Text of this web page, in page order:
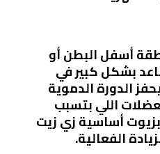
أسفل البطن أو
بشكل كبير في
الدورة الدموية
اللي بتسبب
أساسية زي زيت
الفعالية.